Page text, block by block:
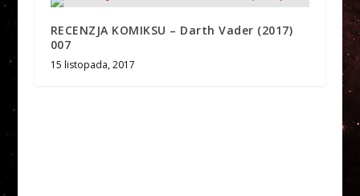
RECENZJA KOMIKSU – Darth Vader (2017)
007
15 listopada, 2017